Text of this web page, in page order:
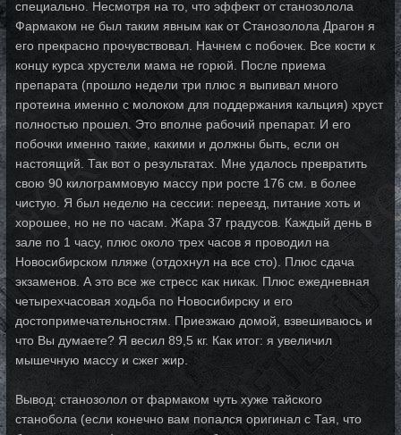
специально. Несмотря на то, что эффект от станозолола
Фармаком не был таким явным как от Станозолола Драгон я
его прекрасно прочувствовал. Начнем с побочек. Все кости к
концу курса хрустели мама не горюй. После приема
препарата (прошло недели три плюс я выпивал много
протеина именно с молоком для поддержания кальция) хруст
полностью прошел. Это вполне рабочий препарат. И его
побочки именно такие, какими и должны быть, если он
настоящий. Так вот о результатах. Мне удалось превратить
свою 90 килограммовую массу при росте 176 см. в более
чистую. Я был неделю на сессии: переезд, питание хоть и
хорошее, но не по часам. Жара 37 градусов. Каждый день в
зале по 1 часу, плюс около трех часов я проводил на
Новосибирском пляже (отдохнул на все сто). Плюс сдача
экзаменов. А это все же стресс как никак. Плюс ежедневная
четырехчасовая ходьба по Новосибирску и его
достопримечательностям. Приезжаю домой, взвешиваюсь и
что Вы думаете? Я весил 89,5 кг. Как итог: я увеличил
мышечную массу и сжег жир.
Вывод: станозолол от фармаком чуть хуже тайского
станобола (если конечно вам попался оригинал с Тая, что